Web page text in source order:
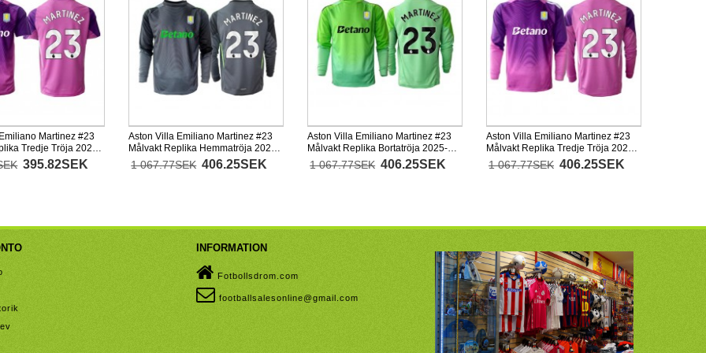
Martinez #23
Tredje Tröja 2025-
395.82SEK
Aston Villa Emiliano Martinez #23
Målvakt Replika Hemmatröja 2025-
26 Långärmad
1 067.77SEK 406.25SEK
Aston Villa Emiliano Martinez #23
Målvakt Replika Bortatröja 2025-26
Långärmad
1 067.77SEK 406.25SEK
Aston Villa Emiliano Martinez #23
Målvakt Replika Tredje Tröja 2025-
26 Långärmad
1 067.77SEK 406.25SEK
INFORMATION
Fotbollsdrom.com
footballsalesonline@gmail.com